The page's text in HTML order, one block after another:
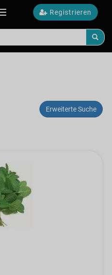
Registrieren
Toggle
Erweiterte Suche